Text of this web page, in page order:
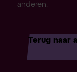
anderen.
Terug naar